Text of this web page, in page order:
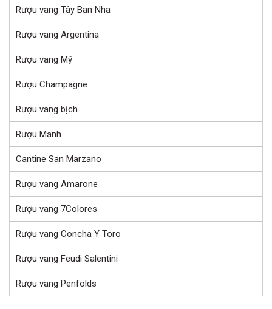
Rượu vang Tây Ban Nha
Rượu vang Argentina
Rượu vang Mỹ
Rượu Champagne
Rượu vang bịch
Rượu Mạnh
Cantine San Marzano
Rượu vang Amarone
Rượu vang 7Colores
Rượu vang Concha Y Toro
Rượu vang Feudi Salentini
Rượu vang Penfolds